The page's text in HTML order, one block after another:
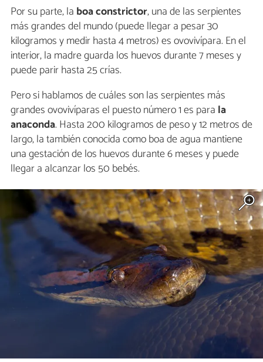
Por su parte, la boa constrictor, una de las serpientes
más grandes del mundo (puede llegar a pesar 30
kilogramos y medir hasta 4 metros) es ovovivípara. En el
interior, la madre guarda los huevos durante 7 meses y
puede parir hasta 25 crías.
Pero si hablamos de cuáles son las serpientes más
grandes ovovivíparas el puesto número 1 es para la
anaconda. Hasta 200 kilogramos de peso y 12 metros de
largo, la también conocida como boa de agua mantiene
una gestación de los huevos durante 6 meses y puede
llegar a alcanzar los 50 bebés.